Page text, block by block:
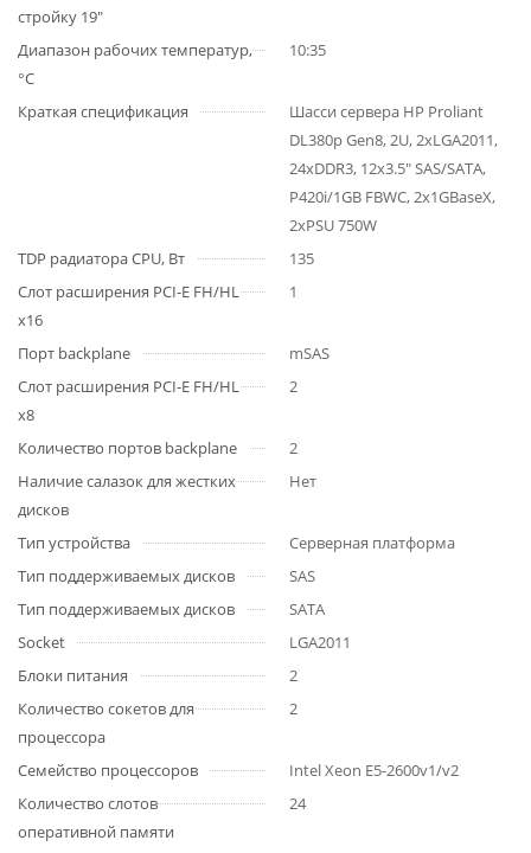
стройку 19"
Диапазон рабочих температур,
°C
10:35
Краткая спецификация
Шасси сервера HP Proliant
DL380p Gen8, 2U, 2xLGA2011,
24xDDR3, 12x3.5" SAS/SATA,
P420i/1GB FBWC, 2x1GBaseX,
2xPSU 750W
TDP радиатора CPU, Вт
135
Слот расширения PCI-E FH/HL
x16
1
Порт backplane
mSAS
Слот расширения PCI-E FH/HL
x8
2
Количество портов backplane
2
Наличие салазок для жестких
дисков
Нет
Тип устройства
Серверная платформа
Тип поддерживаемых дисков
SAS
Тип поддерживаемых дисков
SATA
Socket
LGA2011
Блоки питания
2
Количество сокетов для
процессора
2
Семейство процессоров
Intel Xeon E5-2600v1/v2
Количество слотов
оперативной памяти
24